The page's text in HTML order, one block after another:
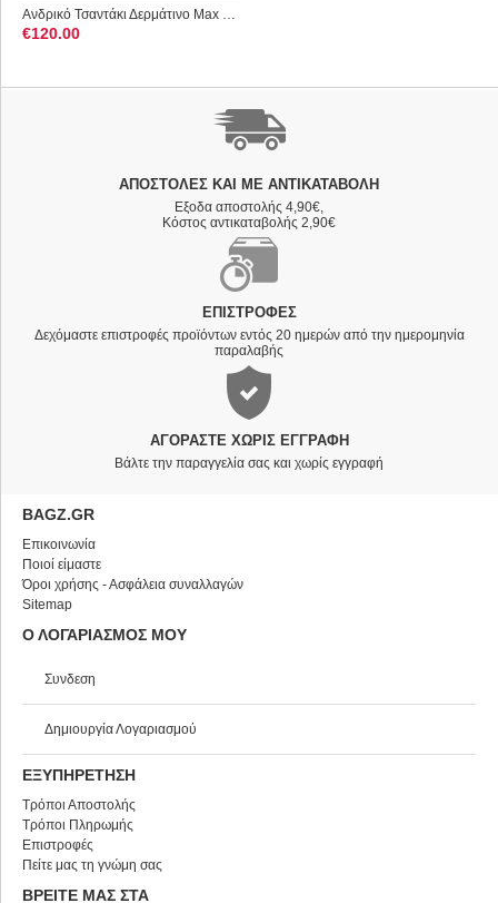
Ανδρικό Τσαντάκι Δερμάτινο Max TL8075 Καφέ Tuscany Leather
€120.00
ΑΠΟΣΤΟΛΈΣ ΚΑΙ ΜΕ ΑΝΤΙΚΑΤΑΒΟΛΗ
Εξοδα αποστολής 4,90€,
Κόστος αντικαταβολής 2,90€
ΕΠΙΣΤΡΟΦΈΣ
Δεχόμαστε επιστροφές προϊόντων εντός 20 ημερών από την ημερομηνία
παραλαβής
ΑΓΟΡΆΣΤΕ ΧΩΡΊΣ ΕΓΓΡΑΦΉ
Βάλτε την παραγγελία σας και χωρίς εγγραφή
BAGZ.GR
Επικοινωνία
Ποιοί είμαστε
Όροι χρήσης - Ασφάλεια συναλλαγών
Sitemap
Ο ΛΟΓΑΡΙΑΣΜΟΣ ΜΟΥ
Συνδεση
Δημιουργία Λογαριασμού
ΕΞΥΠΗΡΕΤΗΣΗ
Τρόποι Αποστολής
Τρόποι Πληρωμής
Επιστροφές
Πείτε μας τη γνώμη σας
ΒΡΕΙΤΕ ΜΑΣ ΣΤΑ